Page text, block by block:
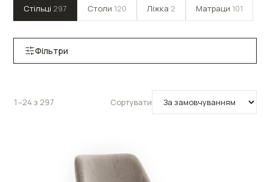
Стільці 297 Столи 120 Ліжка 2 Матраци 101
Фільтри
1–24 з 297 Сортувати